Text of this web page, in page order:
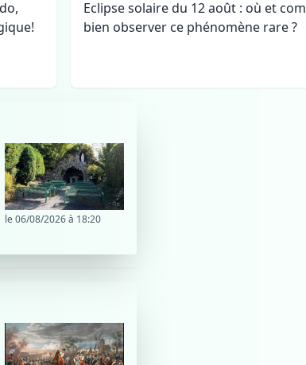
Eclipse solaire du 12 août : où et
bien observer ce phénomène rare ?
le 06/08/2026 à 18:20